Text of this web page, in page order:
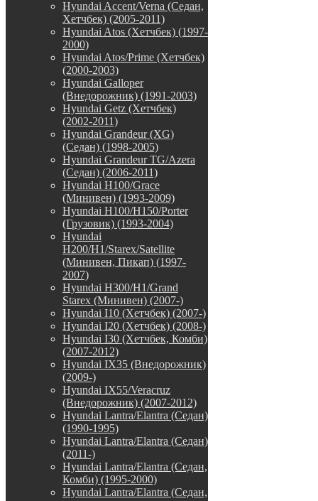
Hyundai Accent/Verna (Седан,
Хетчбек) (2005-2011)
Hyundai Atos (Хетчбек) (1997-
2000)
Hyundai Atos/Prime (Хетчбек)
(2000-2003)
Hyundai Galloper
(Внедорожник) (1991-2003)
Hyundai Getz (Хетчбек)
(2002-2011)
Hyundai Grandeur (XG)
(Седан) (1998-2005)
Hyundai Grandeur TG/Azera
(Седан) (2006-2011)
Hyundai H100/Grace
(Минивен) (1993-2009)
Hyundai H100/H150/Porter
(Грузовик) (1993-2004)
Hyundai
H200/H1/Starex/Satellite
(Минивен, Пикап) (1997-
2007)
Hyundai H300/H1/Grand
Starex (Минивен) (2007-)
Hyundai I10 (Хетчбек) (2007-)
Hyundai I20 (Хетчбек) (2008-)
Hyundai I30 (Хетчбек, Комби)
(2007-2012)
Hyundai IX35 (Внедорожник)
(2009-)
Hyundai IX55/Veracruz
(Внедорожник) (2007-2012)
Hyundai Lantra/Elantra (Седан)
(1990-1995)
Hyundai Lantra/Elantra (Седан)
(2011-)
Hyundai Lantra/Elantra (Седан,
Комби) (1995-2000)
Hyundai Lantra/Elantra (Седан,